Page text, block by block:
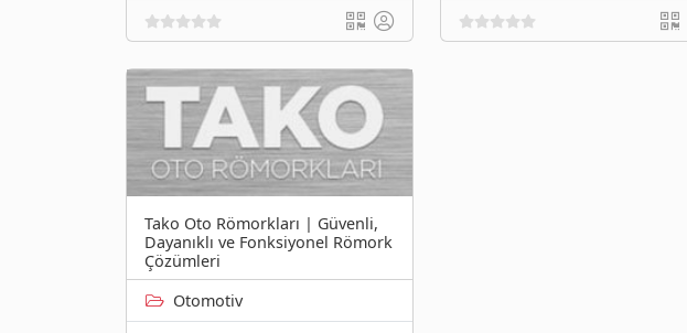
Tako Oto Römorkları | Güvenli,
Dayanıklı ve Fonksiyonel Römork
Çözümleri
Otomotiv